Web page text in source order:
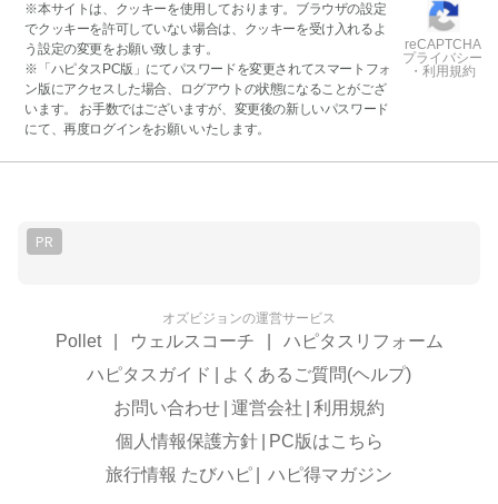
※本サイトは、クッキーを使用しております。ブラウザの設定
でクッキーを許可していない場合は、クッキーを受け入れるよ
う設定の変更をお願い致します。
※「ハピタスPC版」にてパスワードを変更されてスマートフォ
ン版にアクセスした場合、ログアウトの状態になることがござ
います。 お手数ではございますが、変更後の新しいパスワード
にて、再度ログインをお願いいたします。
reCAPTCHA
プライバシー
・利用規約
PR
オズビジョンの運営サービス
Pollet ウェルスコーチ
ハピタスリフォーム
ハピタスガイド
よくあるご質問(ヘルプ)
お問い合わせ 運営会社
利用規約
個人情報保護方針
PC版はこちら
旅行情報 たびハピ
ハピ得マガジン